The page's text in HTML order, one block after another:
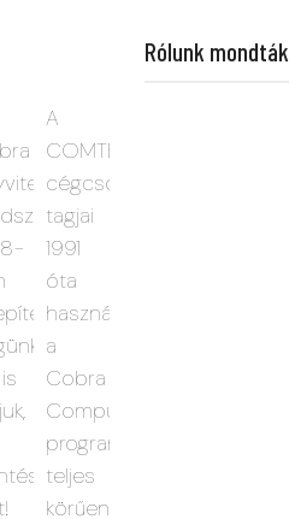
Rólunk mondták